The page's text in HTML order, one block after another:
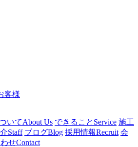
客様
いてAbout Us できること Service 施工
Staff ブログBlog 採用情報Recruit 会
せContact